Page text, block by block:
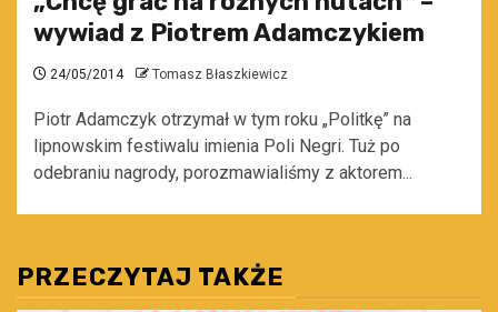
wywiad z Piotrem Adamczykiem
24/05/2014 Tomasz Błaszkiewicz
Piotr Adamczyk otrzymał w tym roku „Politkę” na
lipnowskim festiwalu imienia Poli Negri. Tuż po
odebraniu nagrody, porozmawialiśmy z aktorem...
PRZECZYTAJ TAKŻE